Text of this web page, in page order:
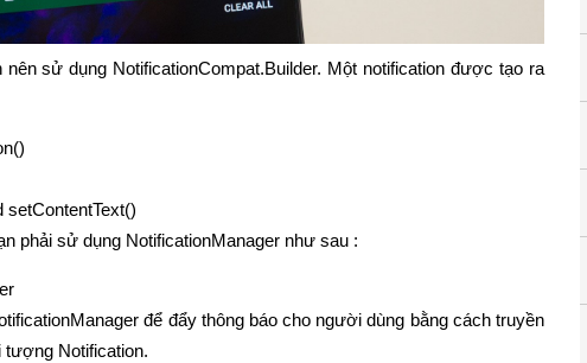
sử dụng NotificationCompat.Builder. Một notification được tạo ra
setContentText()
phải sử dụng NotificationManager như sau :
để đẩy thông báo cho người dùng bằng cách truyền
tượng Notification.